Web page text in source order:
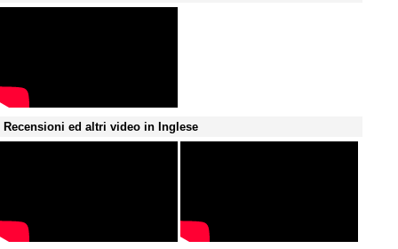
Recensioni ed altri video in Inglese